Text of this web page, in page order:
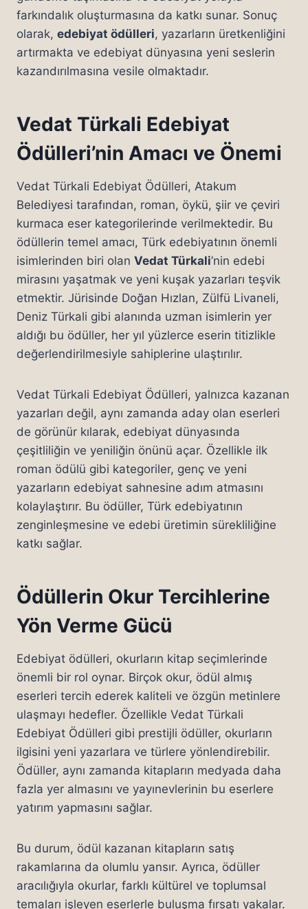
farkındalık oluşturmasına da katkı sunar. Sonuç
olarak, edebiyat ödülleri, yazarların üretkenliğini
artırmakta ve edebiyat dünyasına yeni seslerin
kazandırılmasına vesile olmaktadır.
Vedat Türkali Edebiyat
Ödülleri’nin Amacı ve Önemi
Vedat Türkali Edebiyat Ödülleri, Atakum
Belediyesi tarafından, roman, öykü, şiir ve çeviri
kurmaca eser kategorilerinde verilmektedir. Bu
ödüllerin temel amacı, Türk edebiyatının önemli
isimlerinden biri olan Vedat Türkali’nin edebi
mirasını yaşatmak ve yeni kuşak yazarları teşvik
etmektir. Jürisinde Doğan Hızlan, Zülfü Livaneli,
Deniz Türkali gibi alanında uzman isimlerin yer
aldığı bu ödüller, her yıl yüzlerce eserin titizlikle
değerlendirilmesiyle sahiplerine ulaştırılır.
Vedat Türkali Edebiyat Ödülleri, yalnızca kazanan
yazarları değil, aynı zamanda aday olan eserleri
de görünür kılarak, edebiyat dünyasında
çeşitliliğin ve yeniliğin önünü açar. Özellikle ilk
roman ödülü gibi kategoriler, genç ve yeni
yazarların edebiyat sahnesine adım atmasını
kolaylaştırır. Bu ödüller, Türk edebiyatının
zenginleşmesine ve edebi üretimin sürekliliğine
katkı sağlar.
Ödüllerin Okur Tercihlerine
Yön Verme Gücü
Edebiyat ödülleri, okurların kitap seçimlerinde
önemli bir rol oynar. Birçok okur, ödül almış
eserleri tercih ederek kaliteli ve özgün metinlere
ulaşmayı hedefler. Özellikle Vedat Türkali
Edebiyat Ödülleri gibi prestijli ödüller, okurların
ilgisini yeni yazarlara ve türlere yönlendirebilir.
Ödüller, aynı zamanda kitapların medyada daha
fazla yer almasını ve yayınevlerinin bu eserlere
yatırım yapmasını sağlar.
Bu durum, ödül kazanan kitapların satış
rakamlarına da olumlu yansır. Ayrıca, ödüller
aracılığıyla okurlar, farklı kültürel ve toplumsal
temaları işleyen eserlerle buluşma fırsatı yakalar.